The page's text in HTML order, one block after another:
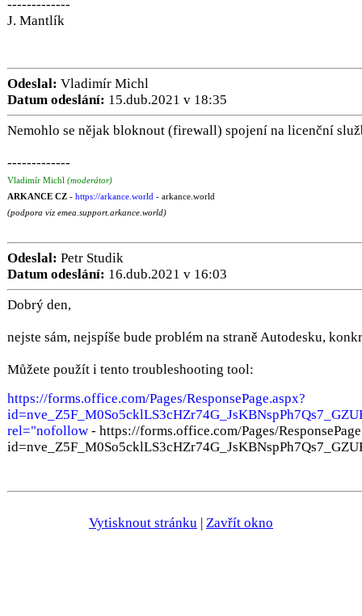
-------------
J. Mantlík
Odeslal: Vladimír Michl
Datum odeslání: 15.dub.2021 v 18:35
Nemohlo se nějak bloknout (firewall) spojení na licenční
-------------
Vladimír Michl (moderátor)
ARKANCE CZ - https://arkance.world - arkance.world
(podpora viz emea.support.arkance.world)
Odeslal: Petr Studik
Datum odeslání: 16.dub.2021 v 16:03
Dobrý den,
nejste sám, nejspíše bude problém na straně Autodesku,
Můžete použít i tento troubleshooting tool:
https://forms.office.com/Pages/ResponsePage.aspx?
rel="nofollow - https://forms.office.com/Pages/
Vytisknout stránku | Zavřít okno